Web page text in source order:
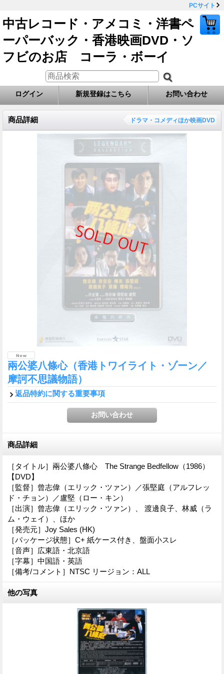
PCサイト
中古レコード・アメコミ・洋書ペ
ーパーバック・香港映画DVD・ソ
フビのお店 コーラ・ボーイ
ログイン 新規登録はこちら お問い合わせ
商品詳細 ドラマ・コメディほか映画DVD
兩公婆八條心（香港トワイライト・ゾーン／
摩訶不思議物語）
返品特約に関する重要事項
商品詳細
［タイトル］兩公婆八條心 The Strange Bedfellow（1986）
【DVD】
［監督］曾志偉（エリック・ツァン）／張堅庭（アルフレッ
ド・チョン）／盧堅（ロー・キン）
［出演］曾志偉（エリック・ツァン）、 渡邊良子、林威（ラ
ム・ウェイ）、ほか
［発売元］Joy Sales (HK)
［パッケージ状態］C+ 紙ケース付き、盤面小スレ
［音声］広東語・北京語
［字幕］中国語・英語
［備考/コメント］NTSC リージョン：ALL
他の写真